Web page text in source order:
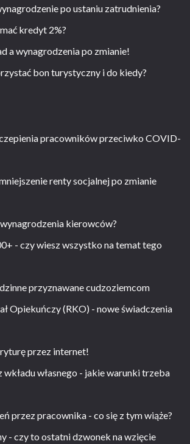
po ustaniu zatrudnienia?
kredyt 2%?
a wynagrodzenia po zmianie!
bon turystyczny i do kiedy?
pracowników przeciwko COVID-
renty socjalnej po zmianie
kierowców?
- czy wiesz wszystko na temat tego
przyznawane cudzoziemcom
Opiekuńczy (RKO) - nowe świadczenia
przez internet!
własnego - jakie warunki trzeba
przez pracownika - co się z tym wiąże?
- czy to ostatni dzwonek na wzięcie